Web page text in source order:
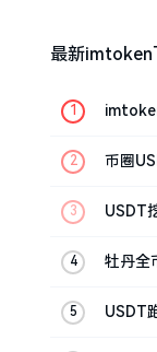
最新imtoken
币圈
USDT
牡丹全
USDT